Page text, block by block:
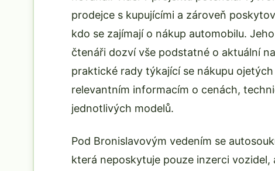
prodejce s kupujícími a zároveň
kdo se zajímají o nákup automobilu.
čtenáři dozví vše podstatné o aktuální
praktické rady týkající se nákupu
relevantním informacím o cenách,
jednotlivých modelů.
Pod Bronislavovým vedením se
která neposkytuje pouze inzerci